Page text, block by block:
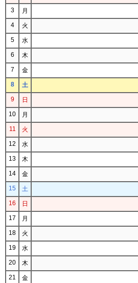
3
月
4
火
5
水
6
木
7
金
8
土
9
日
10
月
11
火
12
水
13
木
14
金
15
土
16
日
17
月
18
火
19
水
20
木
21
金